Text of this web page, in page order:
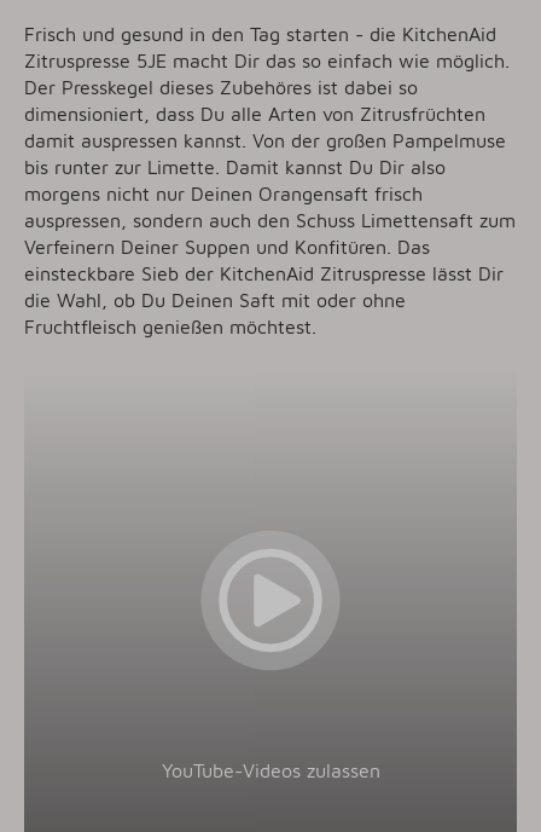
Frisch und gesund in den Tag starten - die KitchenAid
Zitruspresse 5JE macht Dir das so einfach wie möglich.
Der Presskegel dieses Zubehöres ist dabei so
dimensioniert, dass Du alle Arten von Zitrusfrüchten
damit auspressen kannst. Von der großen Pampelmuse
bis runter zur Limette. Damit kannst Du Dir also
morgens nicht nur Deinen Orangensaft frisch
auspressen, sondern auch den Schuss Limettensaft zum
Verfeinern Deiner Suppen und Konfitüren. Das
einsteckbare Sieb der KitchenAid Zitruspresse lässt Dir
die Wahl, ob Du Deinen Saft mit oder ohne
Fruchtfleisch genießen möchtest.
YouTube-Videos zulassen